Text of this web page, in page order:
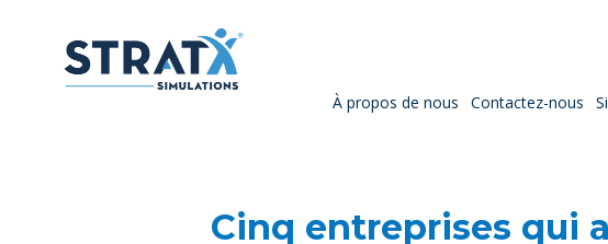
À propos de nous Contactez-nous
Cinq entreprises qui